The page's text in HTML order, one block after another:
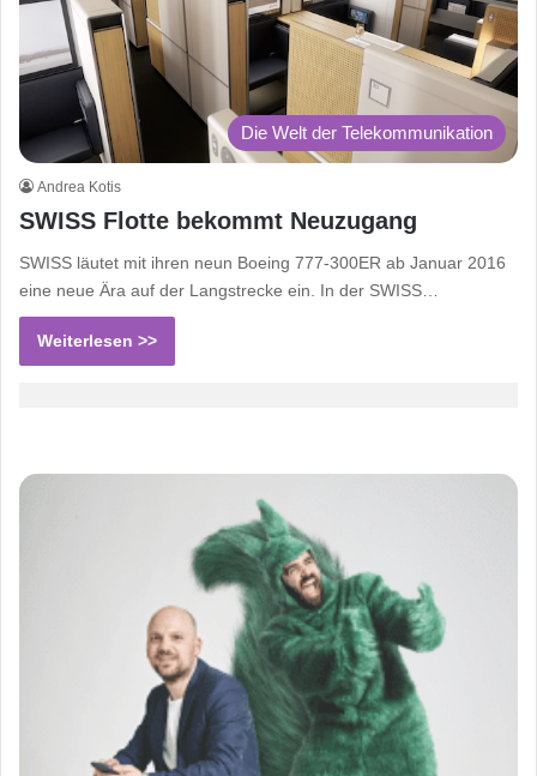
Die Welt der Telekommunikation
Andrea Kotis
SWISS Flotte bekommt Neuzugang
SWISS läutet mit ihren neun Boeing 777-300ER ab Januar 2016
eine neue Ära auf der Langstrecke ein. In der SWISS…
Weiterlesen >>